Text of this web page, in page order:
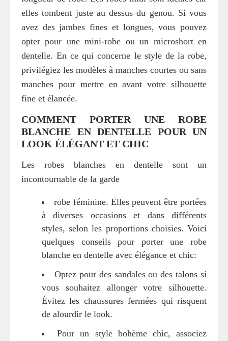
elles tombent juste au dessus du genou. Si vous
avez des jambes fines et longues, vous pouvez
opter pour une mini-robe ou un microshort en
dentelle. En ce qui concerne le style de la robe,
privilégiez les modèles à manches courtes ou sans
manches pour mettre en avant votre silhouette
fine et élancée.
COMMENT PORTER UNE ROBE
BLANCHE EN DENTELLE POUR UN
LOOK ÉLÉGANT ET CHIC
Les robes blanches en dentelle sont un
incontournable de la garde
robe féminine. Elles peuvent être portées
à diverses occasions et dans différents
styles, selon les proportions choisies. Voici
quelques conseils pour porter une robe
blanche en dentelle avec élégance et chic:
Optez pour des sandales ou des talons si
vous souhaitez allonger votre silhouette.
Évitez les chaussures fermées qui risquent
de alourdir le look.
Pour un style bohème chic, associez